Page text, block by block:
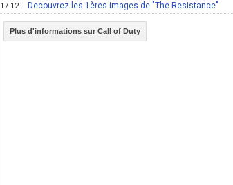
17-12 Decouvrez les 1ères images de "The Resistance"
Plus d'informations sur Call of Duty